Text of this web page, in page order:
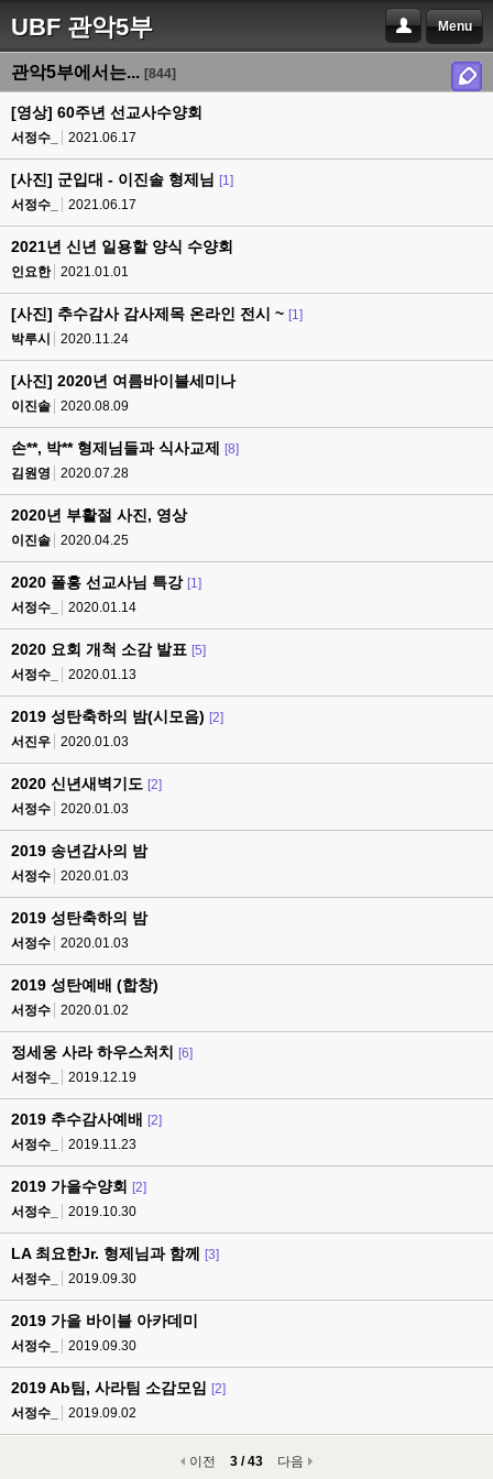
UBF 관악5부 Menu
관악5부에서는... [844]
[영상] 60주년 선교사수양회
서정수_ 2021.06.17
[사진] 군입대 - 이진솔 형제님 [1]
서정수_
2021.06.17
2021년 신년 일용할 양식 수양회
인요한 2021.01.01
[사진] 추수감사 감사제목 온라인 전시 ~ [1]
박루시
2020.11.24
[사진] 2020년 여름바이블세미나
이진솔 2020.08.09
손**, 박** 형제님들과 식사교제
[8]
김원영
2020.07.28
2020년 부활절 사진, 영상
이진솔 2020.04.25
2020 폴홍 선교사님 특강 [1]
서정수_
2020.01.14
2020 요회 개척 소감 발표 [5]
서정수_
2020.01.13
2019 성탄축하의 밤(시모음) [2]
서진우
2020.01.03
2020 신년새벽기도 [2]
서정수
2020.01.03
2019 송년감사의 밤
서정수 2020.01.03
2019 성탄축하의 밤
서정수 2020.01.03
2019 성탄예배 (합창)
서정수 2020.01.02
정세웅 사라 하우스처치
[6]
서정수_
2019.12.19
2019 추수감사예배
[2]
서정수_
2019.11.23
2019 가을수양회
[2]
서정수_
2019.10.30
LA 최요한Jr. 형제님과 함께
[3]
서정수_
2019.09.30
2019 가을 바이블 아카데미
서정수_ 2019.09.30
2019 Ab팀, 사라팀 소감모임 [2]
서정수_
2019.09.02
이전 3 / 43 다음